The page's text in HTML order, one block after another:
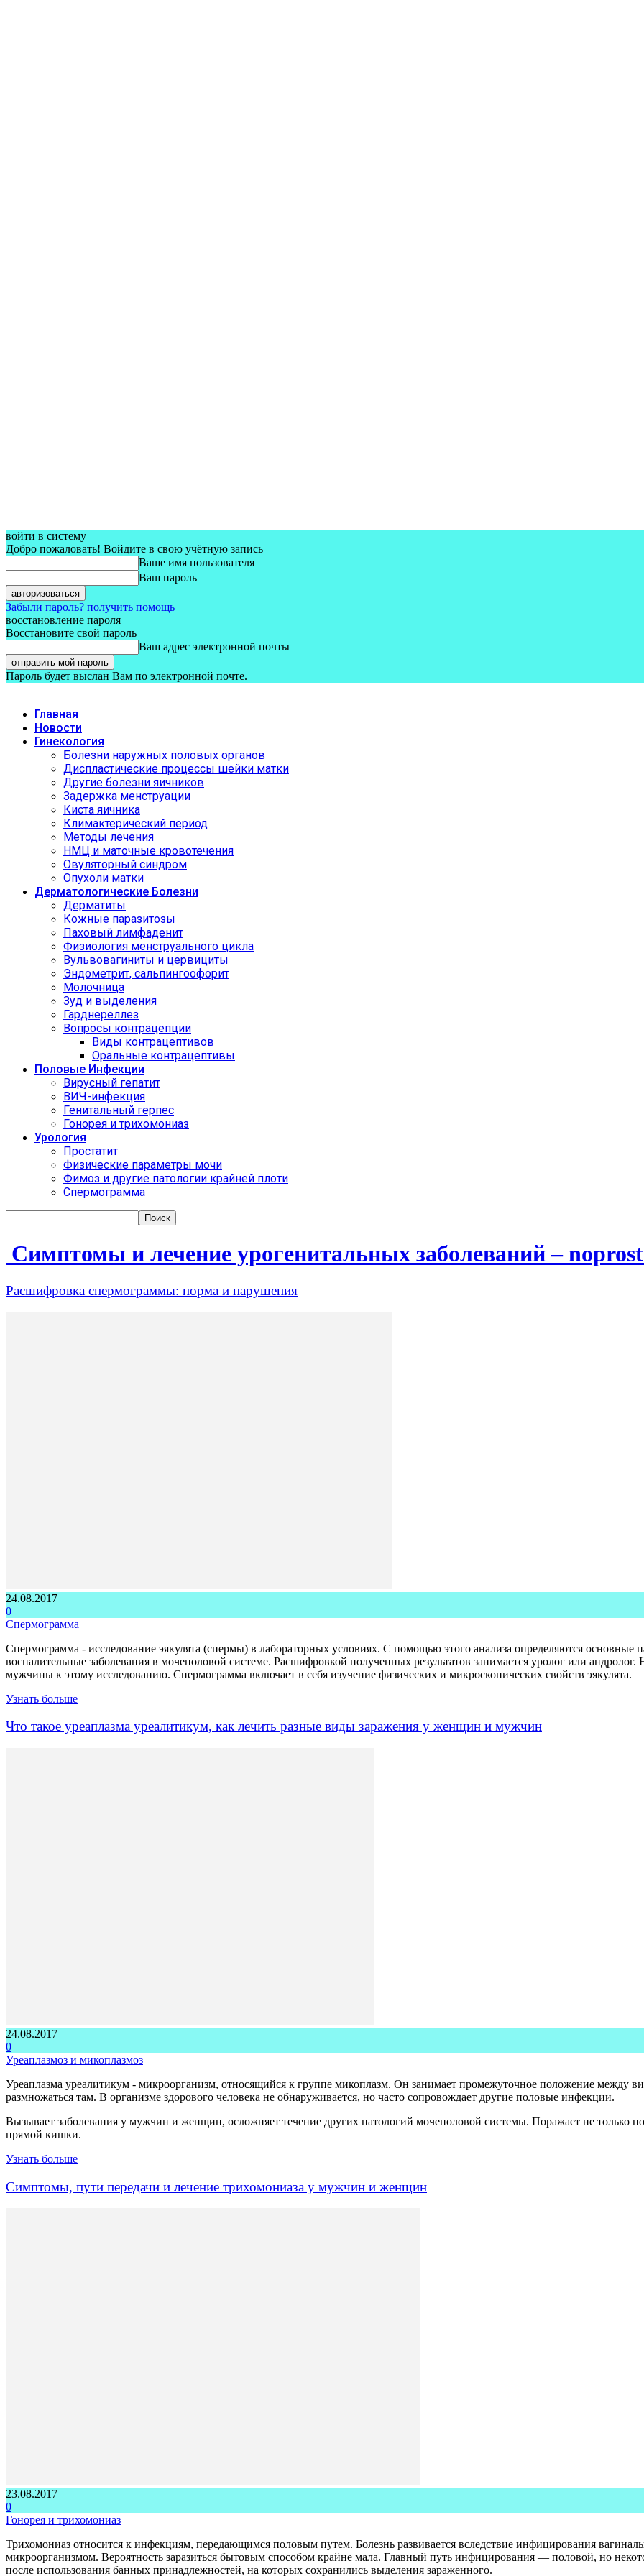
войти в систему
Добро пожаловать! Войдите в свою учётную запись
Ваше имя пользователя
Ваш пароль
Забыли пароль? получить помощь
восстановление пароля
Восстановите свой пароль
Ваш адрес электронной почты
Пароль будет выслан Вам по электронной почте.
Главная
Новости
Гинекология
Болезни наружных половых органов
Диспластические процессы шейки матки
Другие болезни яичников
Задержка менструации
Киста яичника
Климактерический период
Методы лечения
НМЦ и маточные кровотечения
Овуляторный синдром
Опухоли матки
Дерматологические Болезни
Дерматиты
Кожные паразитозы
Паховый лимфаденит
Физиология менструального цикла
Вульвовагиниты и цервициты
Эндометрит, сальпингоофорит
Молочница
Зуд и выделения
Гарднереллез
Вопросы контрацепции
Виды контрацептивов
Оральные контрацептивы
Половые Инфекции
Вирусный гепатит
ВИЧ-инфекция
Генитальный герпес
Гонорея и трихомониаз
Урология
Простатит
Физические параметры мочи
Фимоз и другие патологии крайней плоти
Спермограмма
Симптомы и лечение урогенитальных заболеваний –
Расшифровка спермограммы: норма и нарушения
24.08.2017
0
Спермограмма
Спермограмма - исследование эякулята (спермы) в лабораторных условиях. С помощью этого анализа определяются
воспалительные заболевания в мочеполовой системе. Расшифровкой полученных результатов занимается уролог или
мужчины к этому исследованию. Спермограмма включает в себя изучение физических и микроскопических свойств эякулята.
Узнать больше
Что такое уреаплазма уреалитикум, как лечить разные виды заражения у женщин и мужчин
24.08.2017
0
Уреаплазмоз и микоплазмоз
Уреаплазма уреалитикум - микроорганизм, относящийся к группе микоплазм. Он занимает промежуточное положение между
размножаться там. В организме здорового человека не обнаруживается, но часто сопровождает другие половые инфекции.
Вызывает заболевания у мужчин и женщин, осложняет течение других патологий мочеполовой системы. Поражает не только
прямой кишки.
Узнать больше
Симптомы, пути передачи и лечение трихомониаза у мужчин и женщин
23.08.2017
0
Гонорея и трихомониаз
Трихомониаз относится к инфекциям, передающимся половым путем. Болезнь развивается вследствие инфицирования
микроорганизмом. Вероятность заразиться бытовым способом крайне мала. Главный путь инфицирования — половой, но
после использования банных принадлежностей, на которых сохранились выделения зараженного.